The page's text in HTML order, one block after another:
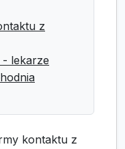
z
lekarze
kontaktu z